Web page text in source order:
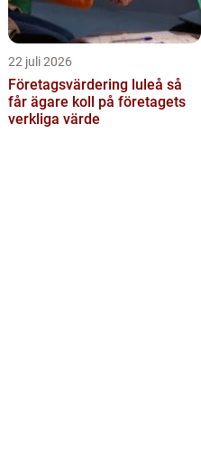
22 juli 2026
Företagsvärdering luleå så
får ägare koll på företagets
verkliga värde